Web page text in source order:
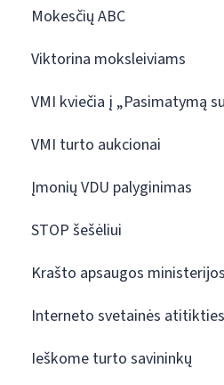
Mokesčių ABC
Viktorina moksleiviams
VMI kviečia į „Pasimatymą
VMI turto aukcionai
Įmonių VDU palyginimas
STOP šešėliui
Krašto apsaugos
Interneto svetainės
Ieškome turto savininkų